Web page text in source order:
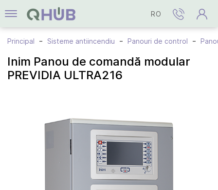
RO
Principal Sisteme antiincendiu Panouri de control
Inim Panou de comandă modular
PREVIDIA ULTRA216